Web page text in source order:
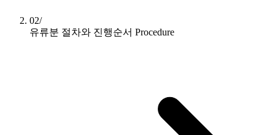
02/
유류분 절차와 진행순서 Procedure